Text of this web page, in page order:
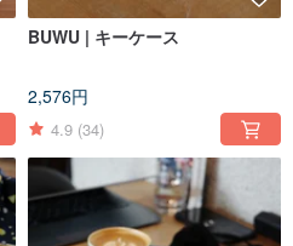
BUWU | キーケース
2,576円
4.9 (34)